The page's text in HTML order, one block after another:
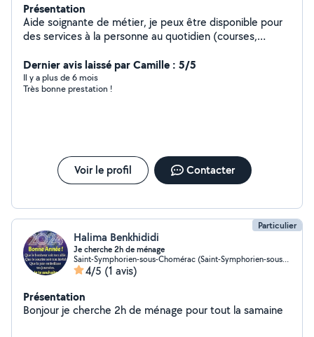
Présentation
Aide soignante de métier, je peux être disponible pour
des services à la personne au quotidien (courses,
situation de handicaps/enfants. Je peux également
garder vos animaux de compagnie à leur domicile, les
promener. Je peux vous aider à déménager. Merci
Dernier avis laissé par Camille : 5/5
Il y a plus de 6 mois
Très bonne prestation !
Voir le profil Contacter
Particulier
Halima Benkhididi
Je cherche 2h de ménage
Saint-Symphorien-sous-Chomérac (Saint-Symphorien-sous-Chomérac)
4/5 (1 avis)
Présentation
Bonjour je cherche 2h de ménage pour tout la samaine